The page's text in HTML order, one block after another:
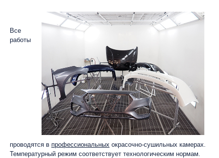
Все
работы
проводятся в профессиональных окрасочно-сушильных камерах.
Температурный режим соответствует технологическим нормам.